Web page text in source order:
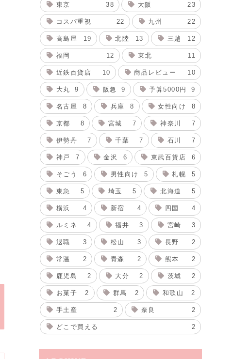
東京 38 大阪 23
コスパ重視 22 九州 22
高島屋 19 北陸 13 三越 12
福岡 12 東北 11
近鉄百貨店 10 商品レビュー 10
大丸 9 阪急 9 予算5000円 9
名古屋 8 兵庫 8 女性向け 8
京都 8 宮城 7 神奈川 7
伊勢丹 7 千葉 7 石川 7
神戸 7 金沢 6 東武百貨店 6
そごう 6 男性向け 5 札幌 5
東急 5 埼玉 5 北海道 5
横浜 4 新宿 4 四国 4
ルミネ 4 福井 3 宮崎 3
退職 3 松山 3 長野 2
常温 2 青森 2 熊本 2
鹿児島 2 大分 2 茨城 2
お菓子 2 群馬 2 和歌山 2
手土産 2 奈良 2
どこで買える 2